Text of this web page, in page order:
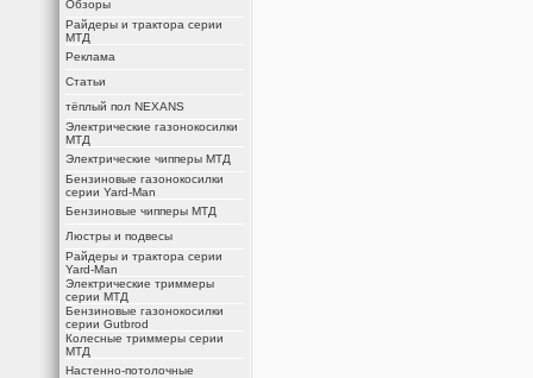
Обзоры
Райдеры и трактора серии
МТД
Реклама
Статьи
тёплый пол NEXANS
Электрические газонокосилки
МТД
Электрические чипперы МТД
Бензиновые газонокосилки
серии Yard-Man
Бензиновые чипперы МТД
Люстры и подвесы
Райдеры и трактора серии
Yard-Man
Электрические триммеры
серии МТД
Бензиновые газонокосилки
серии Gutbrod
Колесные триммеры серии
МТД
Настенно-потолочные